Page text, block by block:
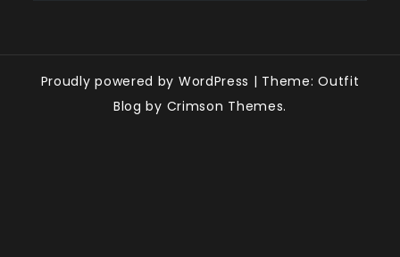
Proudly powered by WordPress | Theme: Outfit
Blog by Crimson Themes.